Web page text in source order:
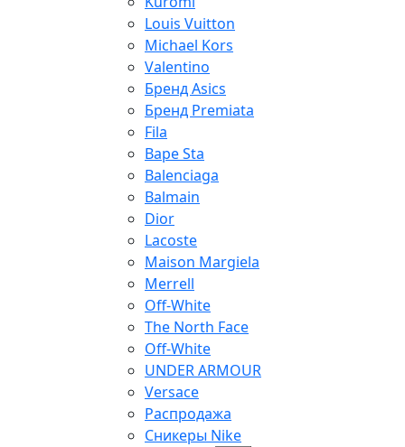
Louis Vuitton
Michael Kors
Valentino
Бренд Asics
Бренд Premiata
Fila
Bape Sta
Balenciaga
Balmain
Dior
Lacoste
Maison Margiela
Merrell
Off-White
The North Face
Off-White
UNDER ARMOUR
Versace
Распродажа
Сникеры Nike